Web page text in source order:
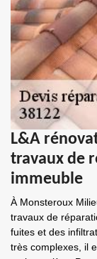
L&A
travaux de
immeuble
À Monsteroux
travaux de
fuites et des
très complexes, il